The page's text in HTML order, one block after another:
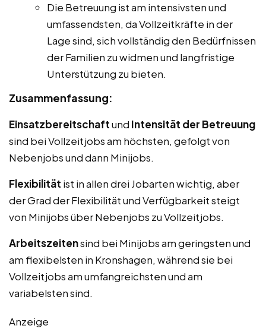
Die Betreuung ist am intensivsten und
umfassendsten, da Vollzeitkräfte in der
Lage sind, sich vollständig den Bedürfnissen
der Familien zu widmen und langfristige
Unterstützung zu bieten.
Zusammenfassung:
Einsatzbereitschaftund Intensität der Betreuung
sind bei Vollzeitjobs am höchsten, gefolgt von
Nebenjobs und dann Minijobs.
Flexibilität ist in allen drei Jobarten wichtig, aber
der Grad der Flexibilität und Verfügbarkeit steigt
von Minijobs über Nebenjobs zu Vollzeitjobs.
Arbeitszeitensind bei Minijobs am geringsten und
am flexibelsten in Kronshagen, während sie bei
Vollzeitjobs am umfangreichsten und am
variabelsten sind.
Anzeige